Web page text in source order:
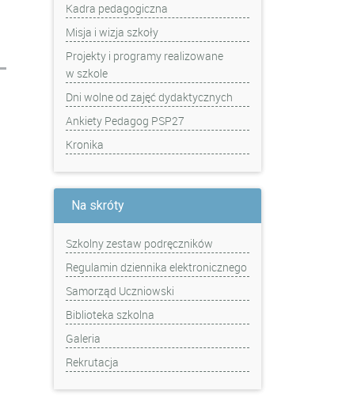
Kadra pedagogiczna
Misja i wizja szkoły
Projekty i programy realizowane
w szkole
Dni wolne od zajęć dydaktycznych
Ankiety Pedagog PSP27
Kronika
Na skróty
Szkolny zestaw podręczników
Regulamin dziennika elektronicznego
Samorząd Uczniowski
Biblioteka szkolna
Galeria
Rekrutacja